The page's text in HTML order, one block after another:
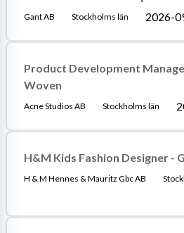
Gant AB Stockholms län 2026-
Product Development
Woven
Acne Studios AB Stockholms län
H&M Kids Fashion Designer -
H & M Hennes & Mauritz Gbc AB